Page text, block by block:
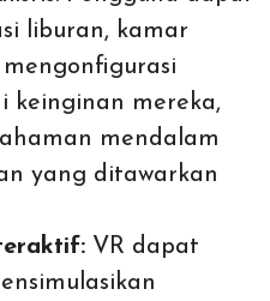
liburan, kamar
keinginan mereka,
mendalam
yang ditawarkan
VR dapat